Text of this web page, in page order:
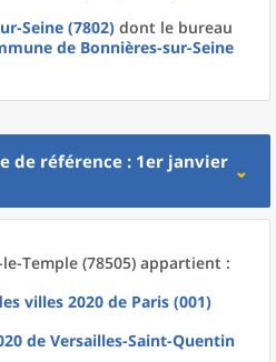
Seine (7802) dont le bureau
de Bonnières-sur-Seine
de référence : 1er janvier
Temple (78505) appartient :
villes 2020 de Paris (001)
de Versailles-Saint-Quentin